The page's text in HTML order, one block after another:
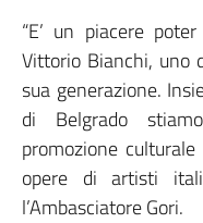
“E’ un piacere
Vittorio Bianchi, uno
sua generazione.
di Belgrado
promozione
opere di artisti
l’Ambasciatore Gori.